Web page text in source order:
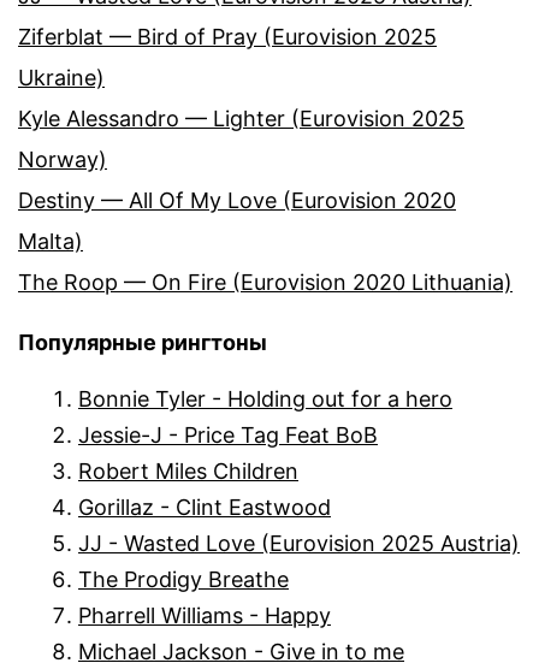
Ziferblat — Bird of Pray (Eurovision 2025
Ukraine)
Kyle Alessandro — Lighter (Eurovision 2025
Norway)
Destiny — All Of My Love (Eurovision 2020
Malta)
The Roop — On Fire (Eurovision 2020 Lithuania)
Популярные рингтоны
Bonnie Tyler - Holding out for a hero
Jessie-J - Price Tag Feat BoB
Robert Miles Children
Gorillaz - Clint Eastwood
JJ - Wasted Love (Eurovision 2025 Austria)
The Prodigy Breathe
Pharrell Williams - Happy
Michael Jackson - Give in to me